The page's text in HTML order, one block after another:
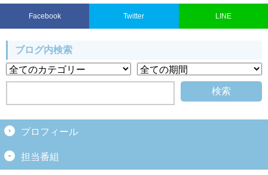
Facebook Twitter LINE
ブログ内検索
プロフィール
担当番組